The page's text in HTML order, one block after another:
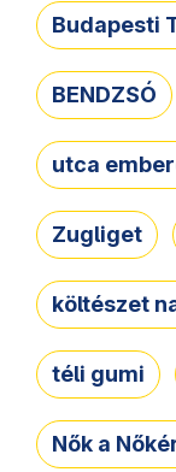
Budapesti
BENDZSÓ
utca
Zugliget
költészet
téli gumi
Nők a